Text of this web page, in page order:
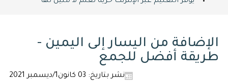
الإضافة من اليسار إلى اليمين -
طريقة أفضل للجمع
نشر بتاريخ: 03 كانون1/ديسمبر 2021